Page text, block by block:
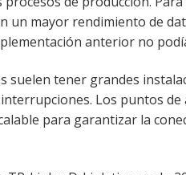
un mayor rendimiento de
anterior no
suelen tener grandes
Los puntos de
para garantizar la